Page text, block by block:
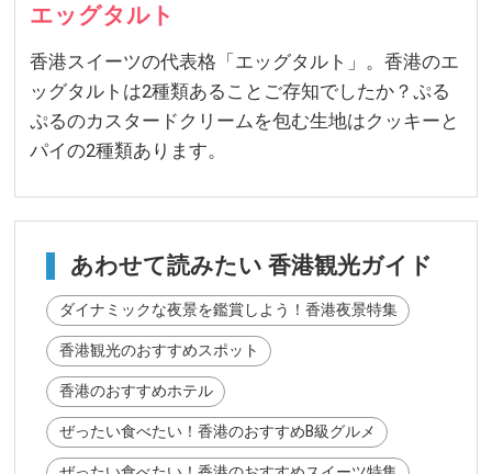
エッグタルト
香港スイーツの代表格「エッグタルト」。香港のエ
ッグタルトは2種類あることご存知でしたか？ぷる
ぷるのカスタードクリームを包む生地はクッキーと
パイの2種類あります。
あわせて読みたい 香港観光ガイド
ダイナミックな夜景を鑑賞しよう！香港夜景特集
香港観光のおすすめスポット
香港のおすすめホテル
ぜったい食べたい！香港のおすすめB級グルメ